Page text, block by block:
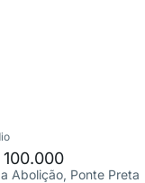
100.000
Abolição, Ponte Preta